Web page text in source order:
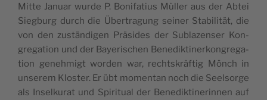
Mit­te Janu­ar wur­de P. Boni­fa­ti­us Mül­ler aus der Abtei
Sieg­burg durch die Über­tra­gung sei­ner Sta­bi­li­tät, die
von den zustän­di­gen Prä­si­des der Sub­la­zenser Kon­
gre­ga­ti­on und der Baye­ri­schen Bene­dik­ti­ner­kon­gre­ga­
ti­on geneh­migt wor­den war, rechts­kräf­tig Mönch in
unse­rem Klos­ter. Er übt momen­tan noch die Seel­sor­ge
als Insel­ku­rat und Spi­ri­tu­al der Bene­dik­ti­ne­rin­nen auf